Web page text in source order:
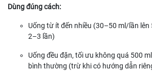
Dùng đúng cách:
Uống từ ít đến nhiều (30–50 ml/lần
2–3 lần)
Uống đều đặn, tối ưu không quá 500
bình thường (trừ khi có hướng dẫn